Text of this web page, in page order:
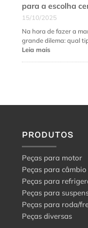
para a escolha
15/10/2025
Na hora de fazer a
grande dilema: qual
Leia mais:
o
a
PRODUTOS
Peças para motor
Peças para
Peças para
Peças para
Peças para roda/
Peças diversas